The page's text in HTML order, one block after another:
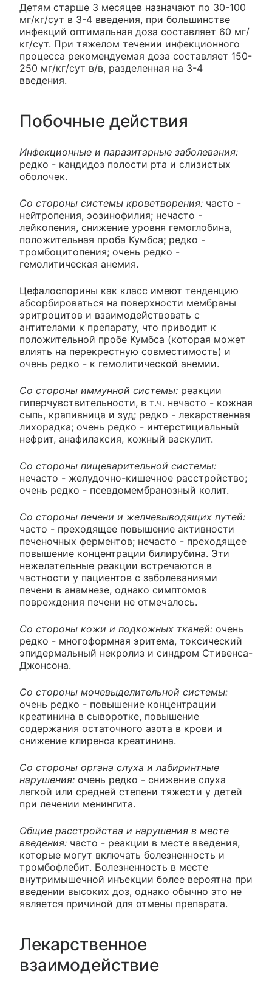
Детям старше 3 месяцев назначают по 30-100
мг/кг/сут в 3-4 введения, при большинстве
инфекций оптимальная доза составляет 60 мг/
кг/сут. При тяжелом течении инфекционного
процесса рекомендуемая доза составляет 150-
250 мг/кг/сут в/в, разделенная на 3-4
введения.
Побочные действия
Инфекционные и паразитарные заболевания:
редко - кандидоз полости рта и слизистых
оболочек.
Со стороны системы кроветворения: часто -
нейтропения, эозинофилия; нечасто -
лейкопения, снижение уровня гемоглобина,
положительная проба Кумбса; редко -
тромбоцитопения; очень редко -
гемолитическая анемия.
Цефалоспорины как класс имеют тенденцию
абсорбироваться на поверхности мембраны
эритроцитов и взаимодействовать с
антителами к препарату, что приводит к
положительной пробе Кумбса (которая может
влиять на перекрестную совместимость) и
очень редко - к гемолитической анемии.
Со стороны иммунной системы: реакции
гиперчувствительности, в т.ч. нечасто - кожная
сыпь, крапивница и зуд; редко - лекарственная
лихорадка; очень редко - интерстициальный
нефрит, анафилаксия, кожный васкулит.
Со стороны пищеварительной системы:
нечасто - желудочно-кишечное расстройство;
очень редко - псевдомембранозный колит.
Со стороны печени и желчевыводящих путей:
часто - преходящее повышение активности
печеночных ферментов; нечасто - преходящее
повышение концентрации билирубина. Эти
нежелательные реакции встречаются в
частности у пациентов с заболеваниями
печени в анамнезе, однако симптомов
повреждения печени не отмечалось.
Со стороны кожи и подкожных тканей: очень
редко - многоформная эритема, токсический
эпидермальный некролиз и синдром Стивенса-
Джонсона.
Со стороны мочевыделительной системы:
очень редко - повышение концентрации
креатинина в сыворотке, повышение
содержания остаточного азота в крови и
снижение клиренса креатинина.
Со стороны органа слуха и лабиринтные
нарушения: очень редко - снижение слуха
легкой или средней степени тяжести у детей
при лечении менингита.
Общие расстройства и нарушения в месте
введения: часто - реакции в месте введения,
которые могут включать болезненность и
тромбофлебит. Болезненность в месте
внутримышечной инъекции более вероятна при
введении высоких доз, однако обычно это не
является причиной для отмены препарата.
Лекарственное
взаимодействие